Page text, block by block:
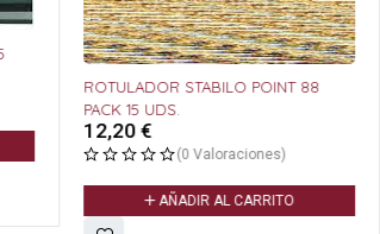
ROTULADOR STABILO POINT 88
PACK 15 UDS.
12,20€
(0 Valoraciones)
AÑADIR AL CARRITO